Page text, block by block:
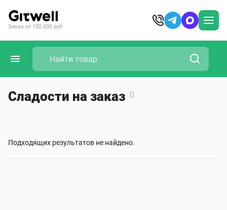
Заказ от 150 000 руб
Сладости на заказ 0
Подходящих результатов не найдено.